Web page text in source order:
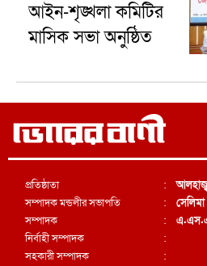
আইন-শৃঙ্খলা কমিটির
মাসিক সভা অনুষ্ঠিত
প্রতিষ্ঠাতা
সম্পাদক মন্ডলীর সভাপতি
সম্পাদক
নির্বাহী সম্পাদক
সহকারী সম্পাদক
:
:
:
:
: